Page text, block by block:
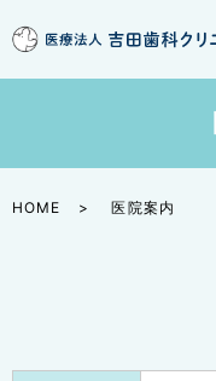
HOME 医院案内